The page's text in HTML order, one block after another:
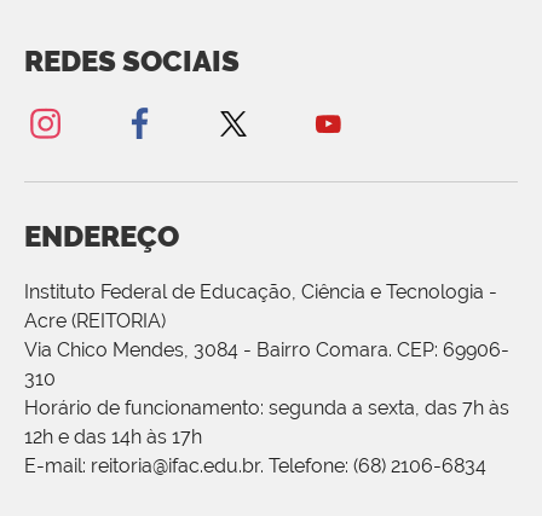
REDES SOCIAIS
ENDEREÇO
Instituto Federal de Educação, Ciência e Tecnologia -
Acre (REITORIA)
Via Chico Mendes, 3084 - Bairro Comara. CEP: 69906-
310
Horário de funcionamento: segunda a sexta, das 7h às
12h e das 14h às 17h
E-mail: reitoria@ifac.edu.br. Telefone: (68) 2106-6834